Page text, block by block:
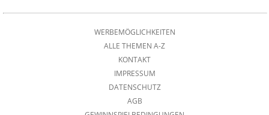
WERBEMÖGLICHKEITEN
ALLE THEMEN A-Z
KONTAKT
IMPRESSUM
DATENSCHUTZ
AGB